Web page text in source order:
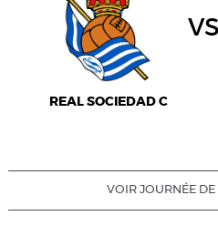
REAL SOCIEDAD C
vs
VOIR JOURNÉE